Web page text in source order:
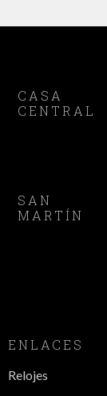
CASA
CENTRAL
SAN
MARTÍN
ENLACES
Relojes